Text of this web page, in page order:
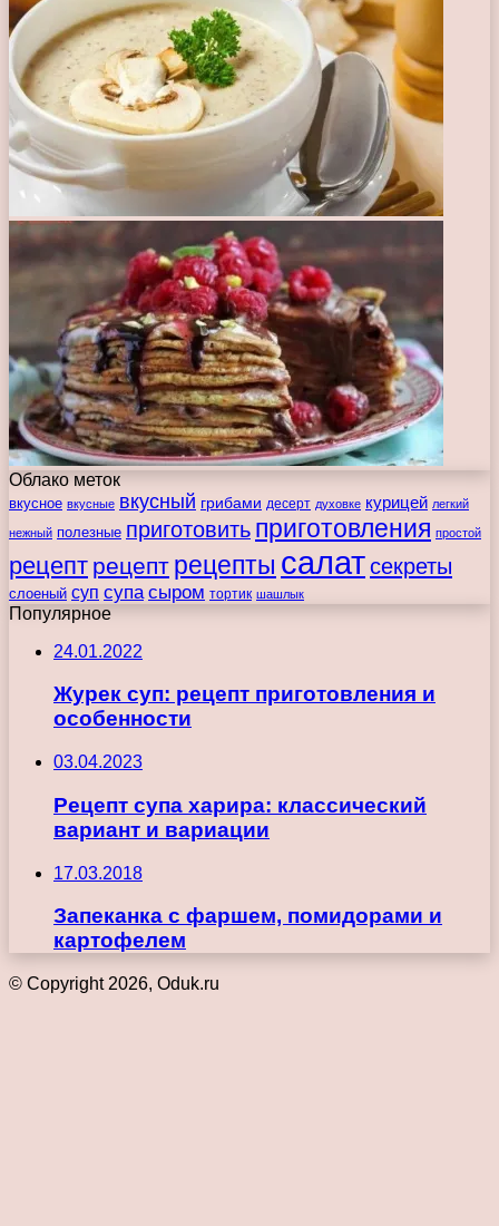
Облако меток
вкусное вкусные вкусный грибами десерт духовке курицей легкий
нежный полезные приготовить приготовления простой
рецепт рецепт рецепты салатсекреты
слоеный суп супа сыром тортик шашлык
Популярное
24.01.2022
Журек суп: рецепт приготовления и
особенности
03.04.2023
Рецепт супа харира: классический
вариант и вариации
17.03.2018
Запеканка с фаршем, помидорами и
картофелем
© Copyright 2026, Oduk.ru